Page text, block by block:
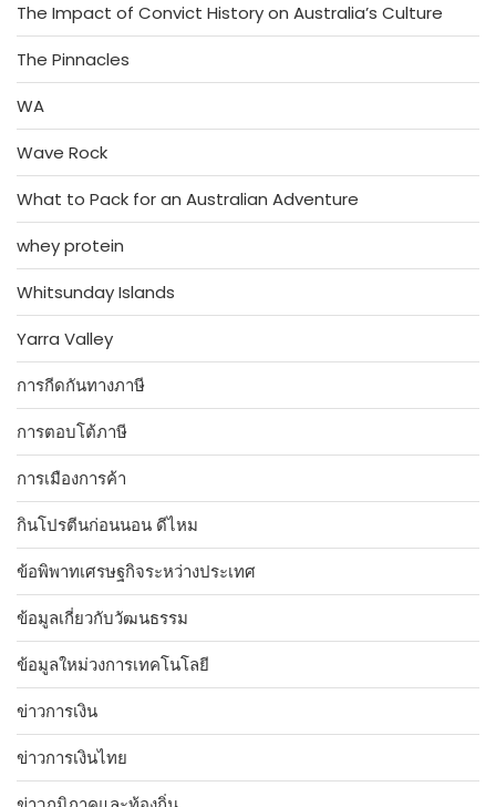
The Impact of Convict History on Australia’s Culture
The Pinnacles
WA
Wave Rock
What to Pack for an Australian Adventure
whey protein
Whitsunday Islands
Yarra Valley
การกีดกันทางภาษี
การตอบโต้ภาษี
การเมืองการค้า
กินโปรตีนก่อนนอน ดีไหม
ข้อพิพาทเศรษฐกิจระหว่างประเทศ
ข้อมูลเกี่ยวกับวัฒนธรรม
ข้อมูลใหม่วงการเทคโนโลยี
ข่าวการเงิน
ข่าวการเงินไทย